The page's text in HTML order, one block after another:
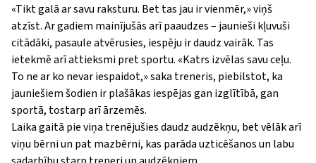
«Tikt galā ar savu raksturu. Bet tas jau ir vienmēr,»viņš
atzīst. Ar gadiem mainījušās arī paaudzes – jaunieši kļuvuši
citādāki, pasaule atvērusies, iespēju ir daudz vairāk. Tas
ietekmē arī attieksmi pret sportu. «Katrs izvēlas savu ceļu.
To ne ar ko nevar iespaidot,»saka treneris, piebilstot, ka
jauniešiem šodien ir plašākas iespējas gan izglītībā, gan
sportā, tostarp arī ārzemēs.
Laika gaitā pie viņa trenējušies daudz audzēkņu, bet vēlāk arī
viņu bērni un pat mazbērni, kas parāda uzticēšanos un labu